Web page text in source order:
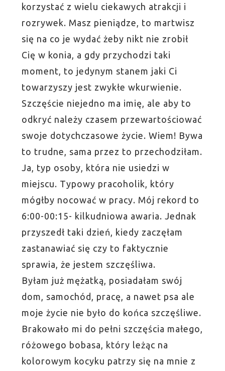
korzystać z wielu ciekawych atrakcji i
rozrywek. Masz pieniądze, to martwisz
się na co je wydać żeby nikt nie zrobił
Cię w konia, a gdy przychodzi taki
moment, to jedynym stanem jaki Ci
towarzyszy jest zwykłe wkurwienie.
Szczęście niejedno ma imię, ale aby to
odkryć należy czasem przewartościować
swoje dotychczasowe życie. Wiem! Bywa
to trudne, sama przez to przechodziłam.
Ja, typ osoby, która nie usiedzi w
miejscu. Typowy pracoholik, który
mógłby nocować w pracy. Mój rekord to
6:00-00:15- kilkudniowa awaria. Jednak
przyszedł taki dzień, kiedy zaczęłam
zastanawiać się czy to faktycznie
sprawia, że jestem szczęśliwa.
Byłam już mężatką, posiadałam swój
dom, samochód, pracę, a nawet psa ale
moje życie nie było do końca szczęśliwe.
Brakowało mi do pełni szczęścia małego,
różowego bobasa, który leżąc na
kolorowym kocyku patrzy się na mnie z